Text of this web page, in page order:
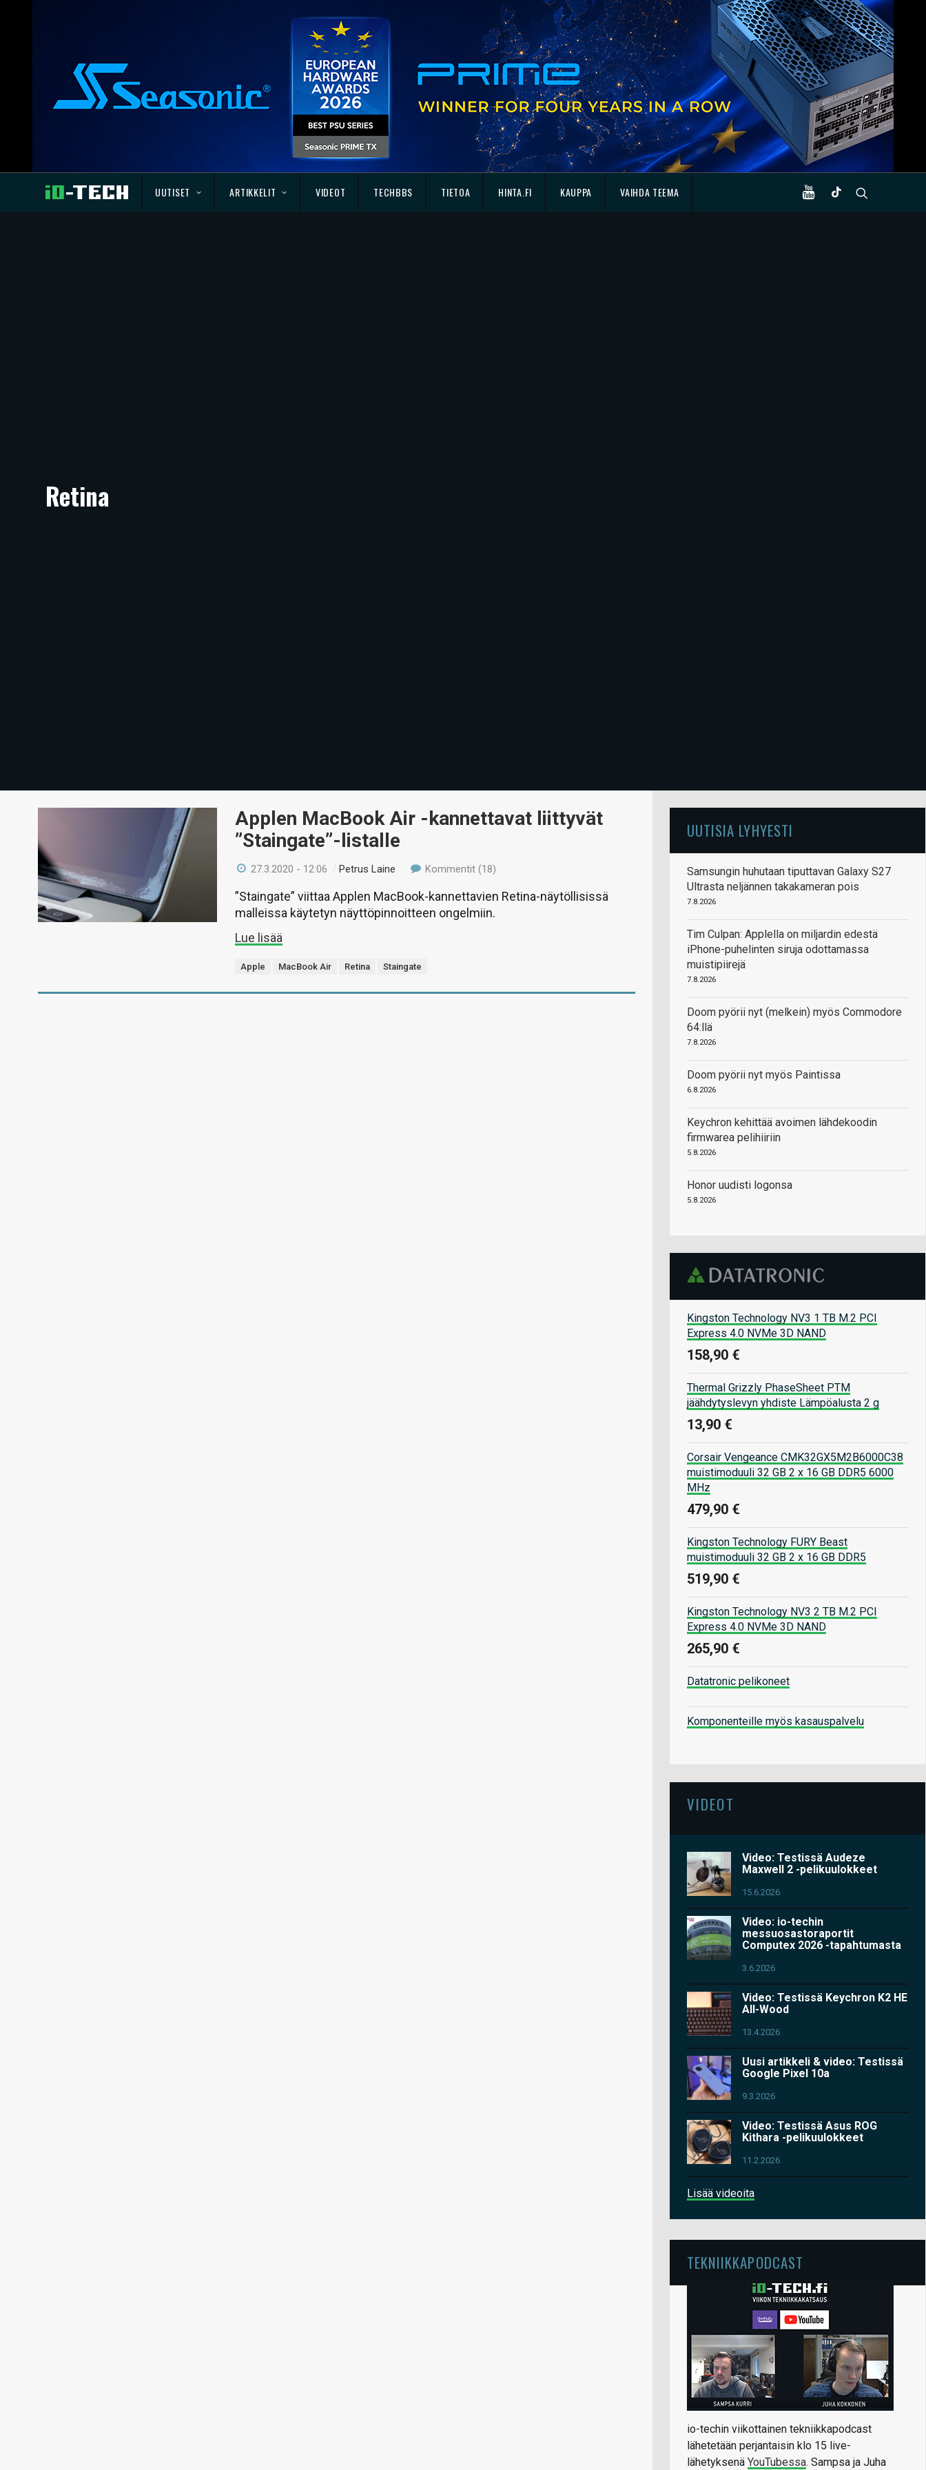
UUTISET ARTIKKELIT VIDEOT TECHBBS TIETOA HINTA.FI KAUPPA VAIHDA TEEMA
Retina
Applen MacBook Air -kannettavat liittyvät
”Staingate”-listalle
27.3.2020 - 12:06 /Petrus Laine Kommentit (18)
”Staingate” viittaa Applen MacBook-kannettavien Retina-näytöllisissä
malleissa käytetyn näyttöpinnoitteen ongelmiin.
Lue lisää
Apple MacBook Air Retina Staingate
UUTISIA LYHYESTI
Samsungin huhutaan tiputtavan Galaxy S27
Ultrasta neljännen takakameran pois
7.8.2026
Tim Culpan: Applella on miljardin edestä
iPhone-puhelinten siruja odottamassa
muistipiirejä
7.8.2026
Doom pyörii nyt (melkein) myös Commodore
64:llä
7.8.2026
Doom pyörii nyt myös Paintissa
6.8.2026
Keychron kehittää avoimen lähdekoodin
firmwarea pelihiiriin
5.8.2026
Honor uudisti logonsa
5.8.2026
Kingston Technology NV3 1 TB M.2 PCI
Express 4.0 NVMe 3D NAND
158,90 €
Thermal Grizzly PhaseSheet PTM
jäähdytyslevyn yhdiste Lämpöalusta 2 g
13,90 €
Corsair Vengeance CMK32GX5M2B6000C38
muistimoduuli 32 GB 2 x 16 GB DDR5 6000
MHz
479,90 €
Kingston Technology FURY Beast
muistimoduuli 32 GB 2 x 16 GB DDR5
519,90 €
Kingston Technology NV3 2 TB M.2 PCI
Express 4.0 NVMe 3D NAND
265,90 €
Datatronic pelikoneet
Komponenteille myös kasauspalvelu
VIDEOT
Video: Testissä Audeze
Maxwell 2 -pelikuulokkeet
15.6.2026
Video: io-techin
messuosastoraportit
Computex 2026 -tapahtumasta
3.6.2026
Video: Testissä Keychron K2 HE
All-Wood
13.4.2026
Uusi artikkeli & video: Testissä
Google Pixel 10a
9.3.2026
Video: Testissä Asus ROG
Kithara -pelikuulokkeet
11.2.2026
Lisää videoita
TEKNIIKKAPODCAST
io-techin viikottainen tekniikkapodcast
lähetetään perjantaisin klo 15 live-
lähetyksenä YouTubessa. Sampsa ja Juha